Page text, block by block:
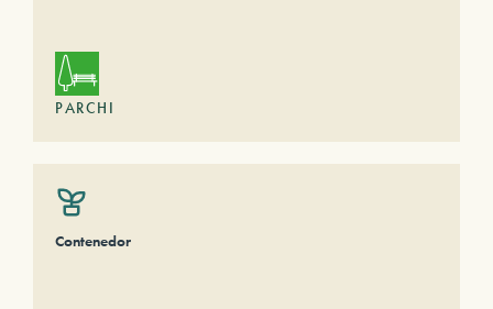
PARCHI
Contenedor